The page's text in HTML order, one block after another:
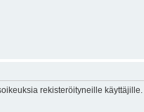
rekisteröityneille